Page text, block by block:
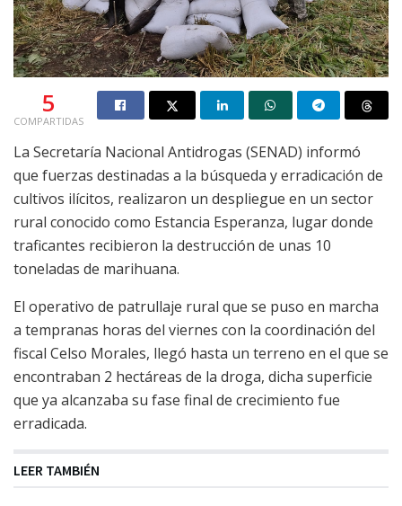
5
COMPARTIDAS
La Secretaría Nacional Antidrogas (SENAD) informó
que fuerzas destinadas a la búsqueda y erradicación de
cultivos ilícitos, realizaron un despliegue en un sector
rural conocido como Estancia Esperanza, lugar donde
traficantes recibieron la destrucción de unas 10
toneladas de marihuana.
El operativo de patrullaje rural que se puso en marcha
a tempranas horas del viernes con la coordinación del
fiscal Celso Morales, llegó hasta un terreno en el que se
encontraban 2 hectáreas de la droga, dicha superficie
que ya alcanzaba su fase final de crecimiento fue
erradicada.
LEER TAMBIÉN